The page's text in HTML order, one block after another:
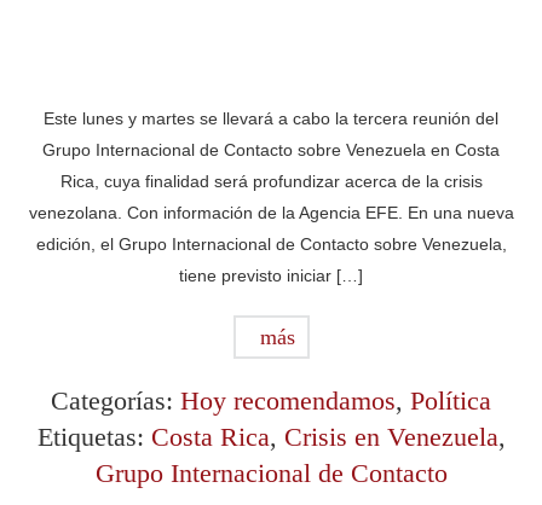
Este lunes y martes se llevará a cabo la tercera reunión del
Grupo Internacional de Contacto sobre Venezuela en Costa
Rica, cuya finalidad será profundizar acerca de la crisis
venezolana. Con información de la Agencia EFE. En una nueva
edición, el Grupo Internacional de Contacto sobre Venezuela,
tiene previsto iniciar […]
más
Categorías: Hoy recomendamos, Política
Etiquetas: Costa Rica, Crisis en Venezuela,
Grupo Internacional de Contacto